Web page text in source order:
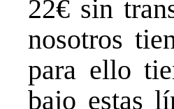
22€ sin
nosotros
para ello
bajo estas